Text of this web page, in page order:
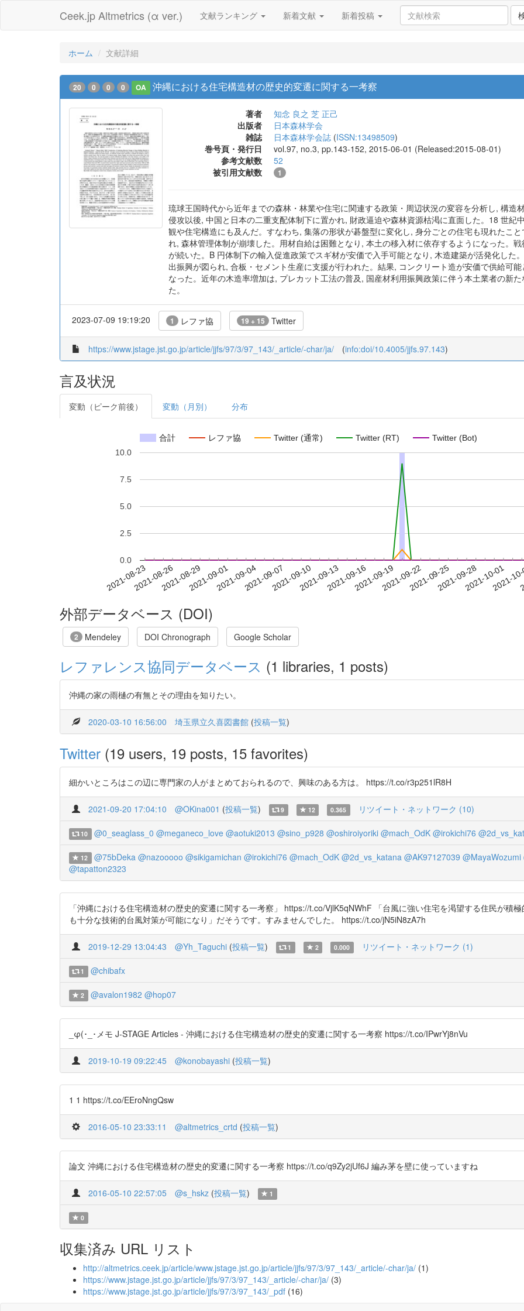
Ceek.jp Altmetrics (α ver.) 文献ランキング 新着文献 新着投稿
ホーム 文献詳細
20 0 0 0 OA 沖縄における住宅構造材の歴史的変遷に関する一考察
著者 知念 良之 芝 正己
出版者
日本森林学会
雑誌
日本森林学会誌 (ISSN:13498509)
巻号頁・発行日
vol.97, no.3, pp.143-152, 2015-06-01 (Released:2015-08-01)
参考文献数
52
被引用文献数
1
琉球王国時代から近年までの森林・林業や住宅に関連する政策・周辺状況の変容を分析し, 構造
侵攻以後, 中国と日本の二重支配体制下に置かれ, 財政逼迫や森林資源枯渇に直面した。18 世紀
観や住宅構造にも及んだ。すなわち, 集落の形状が碁盤型に変化し, 身分ごとの住宅も現れたこ
れ, 森林管理体制が崩壊した。用材自給は困難となり, 本土の移入材に依存するようになった。
が続いた。B 円体制下の輸入促進政策でスギ材が安価で入手可能となり, 木造建築が活発化した
出振興が図られ, 合板・セメント生産に支援が行われた。結果, コンクリート造が安価で供給可
なった。近年の木造率増加は, プレカット工法の普及, 国産材利用振興政策に伴う本土業者の新
た。
2023-07-09 19:19:20 1 レファ協 19 + 15 Twitter
https://www.jstage.jst.go.jp/article/jjfs/97/3/97_143/_article/-char/ja/ (info:doi/10.4005/jjfs.97.143)
言及状況
変動（ピーク前後） 変動（月別） 分布
合計 レファ協 Twitter (通常) Twitter (RT) Twitter (Bot)
2021-08-232021-08-262021-08-292021-09-012021-09-042021-09-072021-09-102021-09-132021-09-162021-09-192021-09-222021-09-252021-09-282021-10-01
2021-
0.0
2.5
5.0
7.5
10.0
外部データベース (DOI)
2 Mendeley DOI Chronograph Google Scholar
レファレンス協同データベース (1 libraries, 1 posts)
沖縄の家の雨樋の有無とその理由を知りたい。
2020-03-10 16:56:00 埼玉県立久喜図書館 (投稿一覧)
Twitter (19 users, 19 posts, 15 favorites)
細かいところはこの辺に専門家の人がまとめておられるので、興味のある方は。 https://t.co/r3p251lR8H
2021-09-20 17:04:10 @OKina001 (投稿一覧) 9 12 0.365 リツイート・ネットワーク (10)
10 @0_seaglass_0 @meganeco_love @aotuki2013 @sino_p928 @oshiroiyoriki @mach_OdK @irokichi76
12 @75bDeka @nazooooo @sikigamichan @irokichi76 @mach_OdK @2d_vs_katana @AK97127039 @MayaWozumi
@tapatton2323
「沖縄における住宅構造材の歴史的変遷に関する一考察」 https://t.co/VjlK5qNWhF 「台風に強い住宅を渇望する住民が積
も十分な技術的台風対策が可能になり」だそうです。すみませんでした。 https://t.co/jN5iN8zA7h
2019-12-29 13:04:43 @Yh_Taguchi (投稿一覧) 1 2 0.000 リツイート・ネットワーク (1)
1 @chibafx
2 @avalon1982 @hop07
_φ(･_･メモ J-STAGE Articles - 沖縄における住宅構造材の歴史的変遷に関する一考察 https://t.co/IPwrYj8nVu
2019-10-19 09:22:45 @konobayashi (投稿一覧)
1 1 https://t.co/EEroNngQsw
2016-05-10 23:33:11 @altmetrics_crtd (投稿一覧)
論文 沖縄における住宅構造材の歴史的変遷に関する一考察 https://t.co/q9Zy2jUf6J 編み茅を壁に使っていますね
2016-05-10 22:57:05 @s_hskz (投稿一覧) 1
0
収集済み URL リスト
http://altmetrics.ceek.jp/article/www.jstage.jst.go.jp/article/jjfs/97/3/97_143/_article/-char/ja/ (1)
https://www.jstage.jst.go.jp/article/jjfs/97/3/97_143/_article/-char/ja/ (3)
https://www.jstage.jst.go.jp/article/jjfs/97/3/97_143/_pdf (16)